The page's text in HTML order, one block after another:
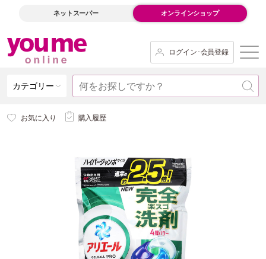
ネットスーパー オンラインショップ
ログイン･会員登録
カテゴリー
お気に入り 購入履歴